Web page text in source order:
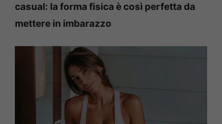
casual: la forma fisica è così perfetta da
mettere in imbarazzo